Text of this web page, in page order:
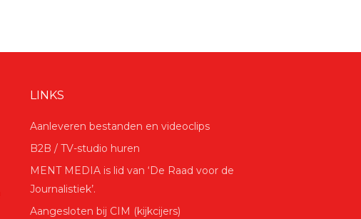
LINKS
Aanleveren bestanden en videoclips
B2B / TV-studio huren
MENT MEDIA is lid van ‘De Raad voor de
Journalistiek’.
Aangesloten bij CIM (kijkcijers)